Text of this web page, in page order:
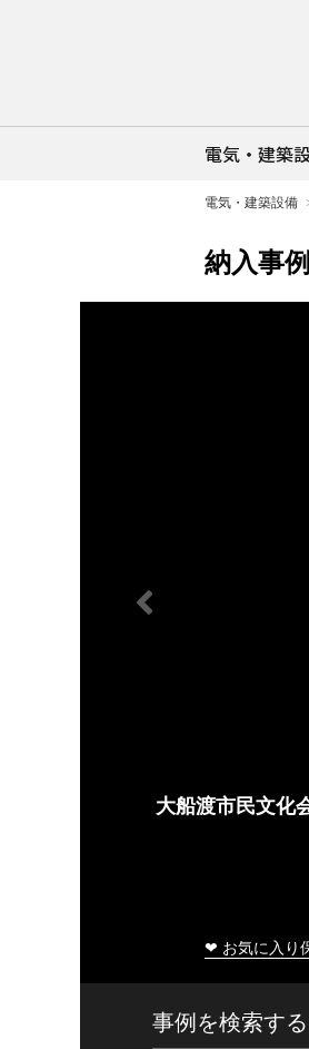
電気・建築
電気・建築設備
納入事
大船渡市民文化
❤ お気に入り
事例を検索する